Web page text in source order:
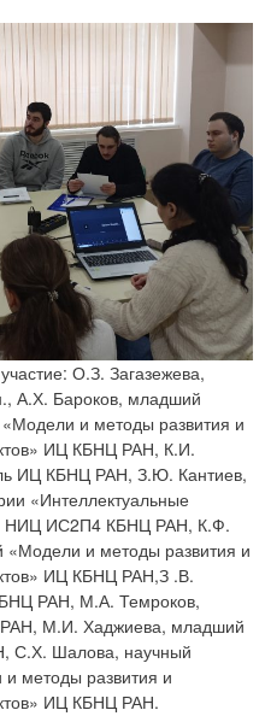
О.З. Загазежева,
А.Х. Бароков, младший
и методы развития и
ИЦ КБНЦ РАН, К.И.
ИЦ КБНЦ РАН, З.Ю. Кантиев,
«Интеллектуальные
НИЦ ИС2П4 КБНЦ РАН, К.Ф.
и методы развития и
ИЦ КБНЦ РАН,З .В.
РАН, М.А. Темроков,
М.И. Хаджиева, младший
С.Х. Шалова, научный
методы развития и
ИЦ КБНЦ РАН.